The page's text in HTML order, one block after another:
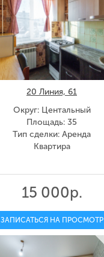
20 Линия, 61
Округ: Центальный
Площадь: 35
Тип сделки: Аренда
Квартира
15 000р.
ЗАПИСАТЬСЯ НА ПРОСМОТР